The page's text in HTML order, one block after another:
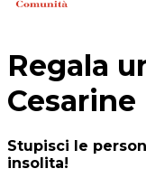
Regala
Cesarine
Stupisci le
insolita!